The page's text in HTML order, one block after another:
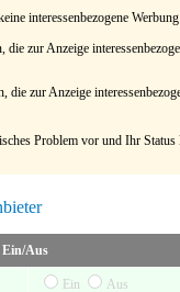
interessenbezogene
die zur Anzeige
die zur Anzeige
Problem vor und Ihr